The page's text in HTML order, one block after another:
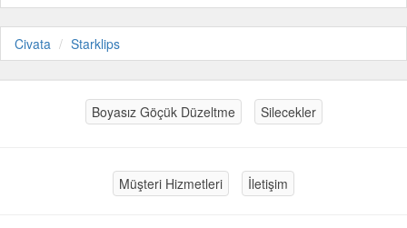
Civata Starklips
Boyasız Göçük Düzeltme Silecekler
Müşteri Hizmetleri İletişim